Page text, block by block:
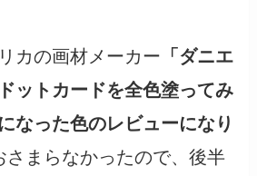
カの画材メーカー 「ダニエ
ットカードを全色塗ってみ
なった色のレビューになり
さまらなかったので、後半